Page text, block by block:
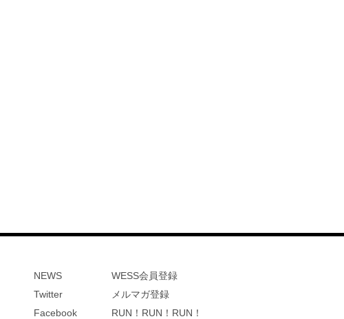
NEWS
Twitter
Facebook
WESS会員登録
メルマガ登録
RUN！RUN！RUN！